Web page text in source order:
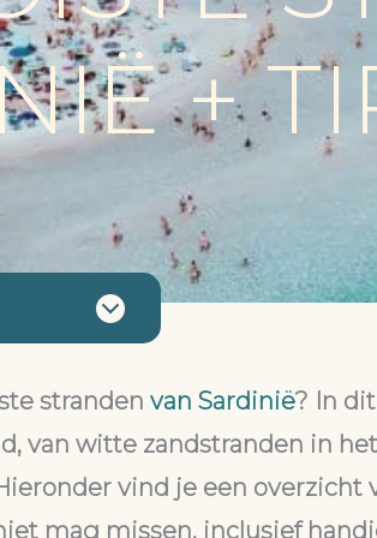
+
stranden van Sardinië? In
van witte zandstranden in
vind je een overzicht
mag missen, inclusief